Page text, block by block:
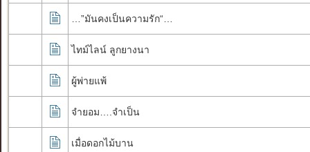
…”มันคงเป็นความรัก“…
ไทม์ไลน์ ลูกยางนา
ผู้พ่ายแพ้
จำยอม….จำเป็น
เมื่อดอกไม้บาน